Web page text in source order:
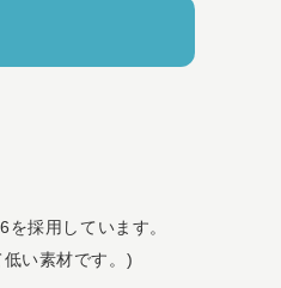
採用しています。
い素材です。)